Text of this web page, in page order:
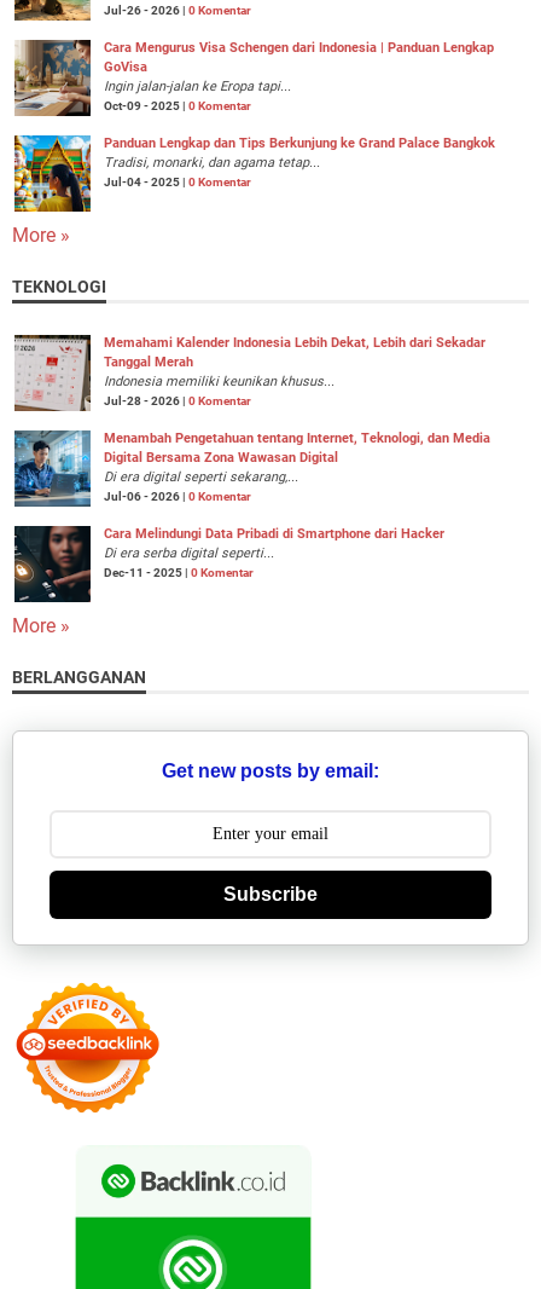
Jul-26 - 2026 | 0 Komentar
Cara Mengurus Visa Schengen dari Indonesia | Panduan Lengkap
GoVisa
Ingin jalan-jalan ke Eropa tapi...
Oct-09 - 2025 | 0 Komentar
Panduan Lengkap dan Tips Berkunjung ke Grand Palace Bangkok
Tradisi, monarki, dan agama tetap...
Jul-04 - 2025 | 0 Komentar
More »
TEKNOLOGI
Memahami Kalender Indonesia Lebih Dekat, Lebih dari Sekadar
Tanggal Merah
Indonesia memiliki keunikan khusus...
Jul-28 - 2026 | 0 Komentar
Menambah Pengetahuan tentang Internet, Teknologi, dan Media
Digital Bersama Zona Wawasan Digital
Di era digital seperti sekarang,...
Jul-06 - 2026 | 0 Komentar
Cara Melindungi Data Pribadi di Smartphone dari Hacker
Di era serba digital seperti...
Dec-11 - 2025 | 0 Komentar
More »
BERLANGGANAN
Get new posts by email:
Subscribe